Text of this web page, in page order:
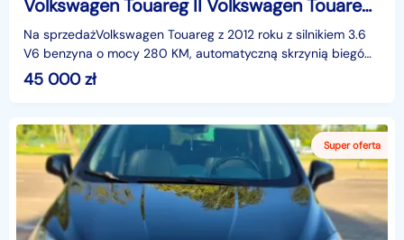
Volkswagen Touareg II Volkswagen Touareg 3,6 / 2012 / 280 KM / SUV
Na sprzedażVolkswagen Touareg z 2012 roku z silnikiem 3.6
V6 benzyna o mocy 280 KM, automatyczną skrzynią biegów
oraz napędem 4x4. Samochód w kolorze srebrnym,
45 000zł